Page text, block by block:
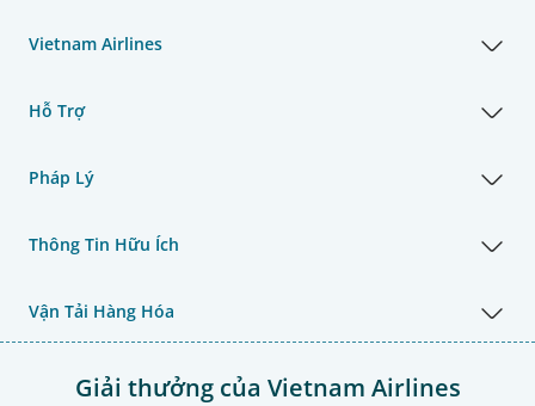
Vietnam Airlines
Hỗ Trợ
Pháp Lý
Thông Tin Hữu Ích
Vận Tải Hàng Hóa
Giải thưởng của Vietnam Airlines